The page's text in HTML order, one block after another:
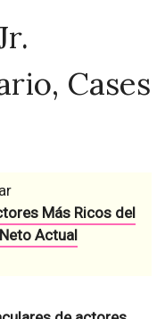
Cases
Más Ricos del
Actual